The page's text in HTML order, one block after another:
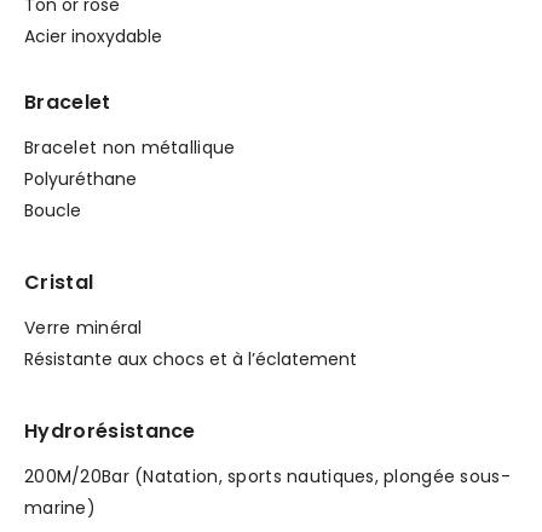
Ton or rose
Acier inoxydable
Bracelet
Bracelet non métallique
Polyuréthane
Boucle
Cristal
Verre minéral
Résistante aux chocs et à l’éclatement
Hydrorésistance
200M/20Bar (Natation, sports nautiques, plongée sous-
marine)